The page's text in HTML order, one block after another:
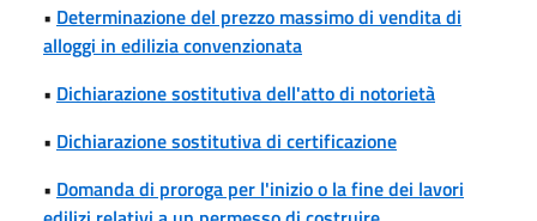
• Determinazione del prezzo massimo di vendita di
alloggi in edilizia convenzionata
• Dichiarazione sostitutiva dell'atto di notorietà
• Dichiarazione sostitutiva di certificazione
• Domanda di proroga per l'inizio o la fine dei lavori